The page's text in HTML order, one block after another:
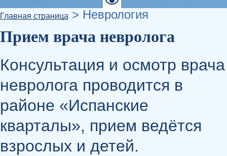
Главная страница > Неврология
Прием врача невролога
Консультация и осмотр врача
невролога проводится в
районе «Испанские
кварталы», прием ведётся
взрослых и детей.